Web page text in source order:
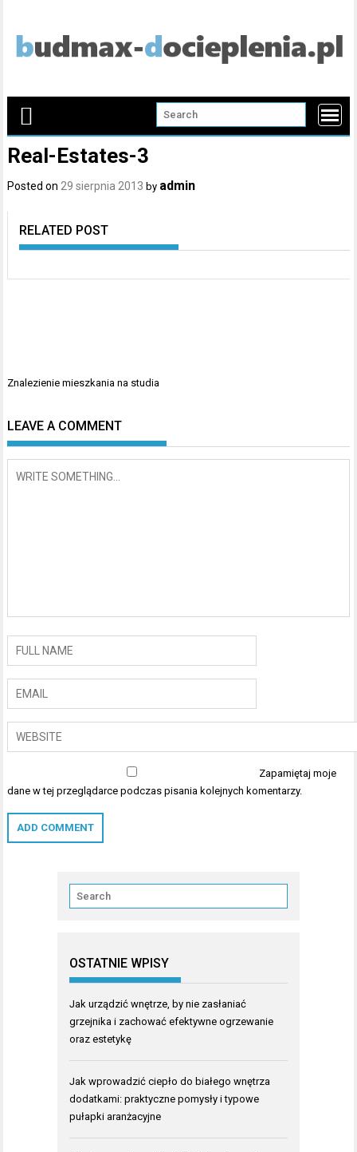
content
Real-Estates-3
Posted on 29 sierpnia 2013 by admin
RELATED POST
Nawigacja
Znalezienie mieszkania na studia
LEAVE A COMMENT
Zapamiętaj moje
dane w tej przeglądarce podczas pisania kolejnych komentarzy.
OSTATNIE WPISY
Jak urządzić wnętrze, by nie zasłaniać
grzejnika i zachować efektywne ogrzewanie
oraz estetykę
Jak wprowadzić ciepło do białego wnętrza
dodatkami: praktyczne pomysły i typowe
pułapki aranżacyjne